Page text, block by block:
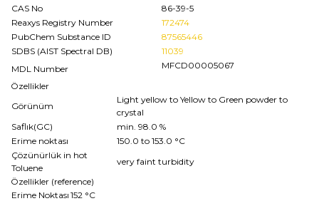
CAS No
86-39-5
Reaxys Registry Number
172474
PubChem Substance ID
87565446
SDBS (AIST Spectral DB)
11039
MDL Number
MFCD00005067
Özellikler
Görünüm
Light yellow to Yellow to Green powder to
crystal
Saflık(GC)
min. 98.0 %
Erime noktası
150.0 to 153.0 °C
Çözünürlük in hot
Toluene
very faint turbidity
Özellikler (reference)
Erime Noktası 152 °C